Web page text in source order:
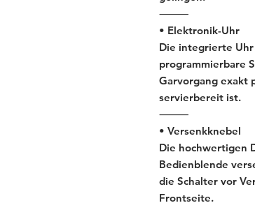
⸻
• Elektronik-Uhr
Die integrierte
programmierbare
Garvorgang exakt
servierbereit ist.
⸻
• Versenkknebel
Die hochwertigen
Bedienblende
die Schalter vor
Frontseite.